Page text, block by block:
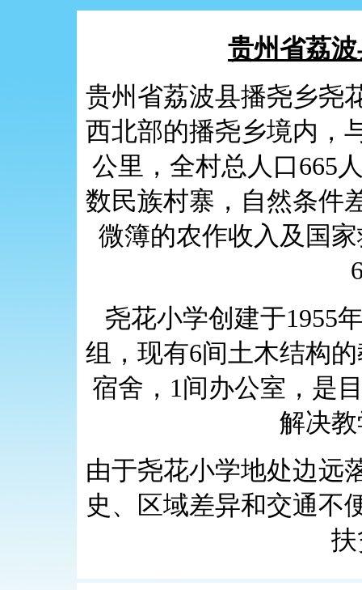
贵州省荔
贵州省荔波县播尧乡尧
西北部的播尧乡境内，
公里，全村总人口665
数民族村寨，自然条件
微簿的农作收入及国
尧花小学创建于1955
组，现有6间土木结构
宿舍，1间办公室，是
解决
由于尧花小学地处边远
史、区域差异和交通不